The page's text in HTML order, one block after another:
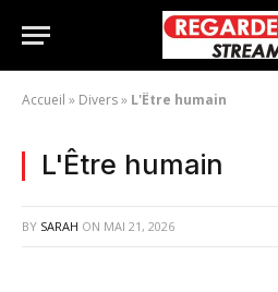
Accueil » Divers» L'Être humain
L'Être humain
BY SARAH ON MAI 21, 2026